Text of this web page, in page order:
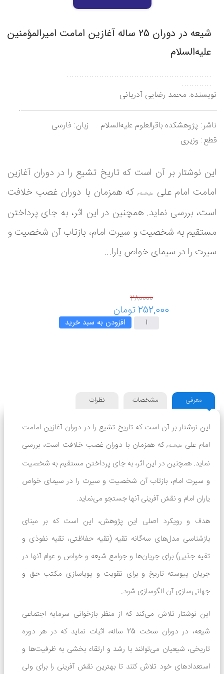
شیعه در دوران 25 ساله آغازین امامت امیرالمؤمنین
علیه‌السلام
..........................................................
............
نویسنده: محمد رضایی آدریانی
ناشر پژوهشکده باقرالعلوم علیه‌السلام زبان فارسی
قطع وزیری
این نوشتار بر آن است که تاریخ تشیع را در دوران آغازین
امامت امام علی
علیه‌السلامکه همزمان با دوران غصب خلافت
است، بررسی نماید. همچنین در این اثر، به جای پرداختن
مستقیم به شخصیت و سیرت امام، بازتاب آن شخصیت و
سیرت را در سیمای خواص یارا...
افزودن به سبد خرید
معرفی مشخصات نظرات
این نوشتار بر آن است که تاریخ تشیع را در دوران آغازین امامت
امام علی
علیه‌السلامکه همزمان با دوران غصب خلافت است، بررسی
نماید. همچنین در این اثر، به جای پرداختن مستقیم به شخصیت
و سیرت امام، بازتاب آن شخصیت و سیرت را در سیمای خواص
یاران امام و نقش آفرینی آنها جستجو می‌نماید.
هدف و رویکرد اصلی این پژوهش، این است که بر مبنای
بازشناسی مدل‌های سه‌گانه تقیه (تقیه حفاظتی، تقیه نفوذی و
تقیه جذبی) برای جریان‌ها و جوامع شیعه و خواص و عوام آنها در
جریان پیوسته تاریخ و برای تقویت و پویاسازی مکتب حق و
جهانی‌سازی آن الگوسازی شود.
این نوشتار تلاش می‌کند که از منظر بازخوانی سرمایه اجتماعی
شیعه، در دوران سخت 25 ساله، اثبات نماید که در هر دوره
تاریخی، شیعیان می‌توانند با رشد و ارتقاء بخشی به ظرفیت‌ها و
استعدادهای خود تلاش کنند تا بهترین نقش آفرینی را برای ولی
در حال حاضر هیچ نظری برای این محصول